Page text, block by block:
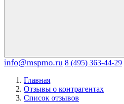
info@mspmo.ru 8 (495) 363-44-29
Главная
Отзывы о контрагентах
Список отзывов